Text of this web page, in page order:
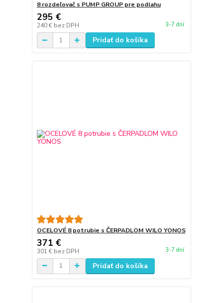
8 rozdeľovač s PUMP GROUP pre podlahu
295 €
240 € bez DPH 3-7 dní
Pridať do košíka
OCELOVÉ 8 potrubie s ČERPADLOM WILO YONOS
371 €
301 € bez DPH 3-7 dní
Pridať do košíka